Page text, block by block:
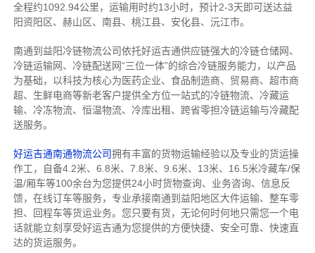
全程约1092.94公里，运输用时约13小时，预计2-3天即可送达益
阳资阳区、赫山区、南县、桃江县、安化县、沅江市。
南通到益阳冷链物流公司依托好运吉通供应链强大的冷链仓储网、
冷链运输网、冷链配送网“三位一体”的综合冷链服务能力，以产品
为基础，以科技为核心为医药企业、食品制造商、贸易商、超市商
超、生鲜电商等新老客户提供全方位一站式的冷链物流、冷藏运
输、冷冻物流、恒温物流、冷库出租、跨省零担冷链运输与冷藏配
送服务。
好运吉通南通物流公司拥有丰富的货物运输经验以及专业的货运操
作工，自备4.2米、6.8米、7.8米、9.6米、13米、16.5米冷藏车/保
温/厢车等100余台为您提供24小时货物查询、业务咨询、信息反
馈，在线订车等服务， 专业承接南通到益阳地区大件运输、整车零
担、回程车等货运业务。 您只要有货，无论何时何地只需您一个电
话就能立刻享受好运吉通为您提供的方便快捷、安全可靠、快速直
达的货运服务。